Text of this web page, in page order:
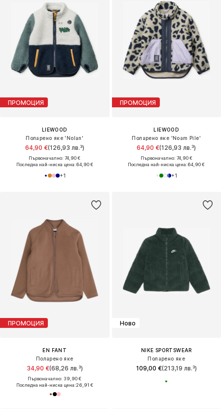
ПРОМОЦИЯ
LIEWOOD
Поларено яке 'Nolan'
64,90 €(126,93 лв.³)
Първоначално: 74,90 €
Последна най-ниска цена:64,90 €
+1
ПРОМОЦИЯ
LIEWOOD
Поларено яке 'Noam Pile'
64,90 €(126,93 лв.³)
Първоначално: 74,90 €
Последна най-ниска цена:64,90 €
+1
ПРОМОЦИЯ
EN FANT
Поларено яке
34,90 €(68,26 лв.³)
Първоначално: 39,90 €
Последна най-ниска цена:26,91 €
Ново
NIKE SPORTSWEAR
Поларено яке
109,00 €(213,19 лв.³)